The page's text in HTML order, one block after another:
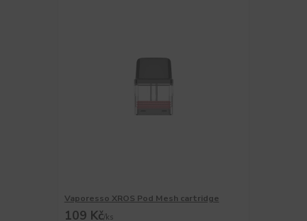
Vaporesso XROS Pod Mesh cartridge
109 Kč/ks